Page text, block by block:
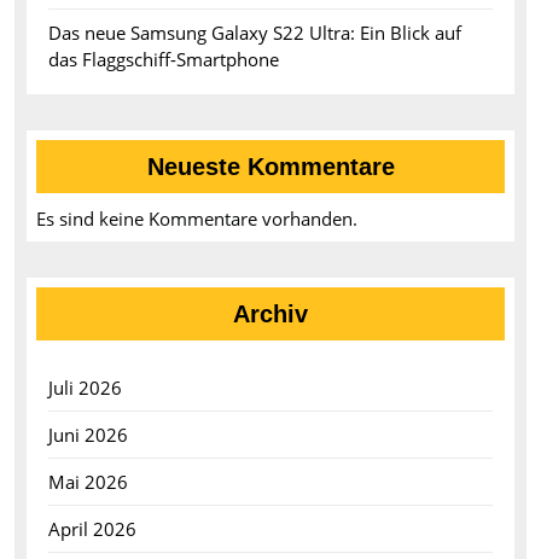
Das neue Samsung Galaxy S22 Ultra: Ein Blick auf
das Flaggschiff-Smartphone
Neueste Kommentare
Es sind keine Kommentare vorhanden.
Archiv
Juli 2026
Juni 2026
Mai 2026
April 2026